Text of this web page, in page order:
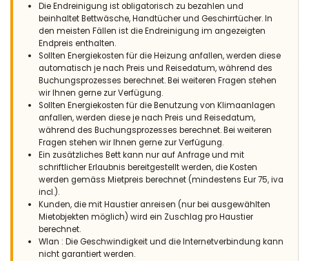
Die Endreinigung ist obligatorisch zu bezahlen und
beinhaltet Bettwäsche, Handtücher und Geschirrtücher. In
den meisten Fällen ist die Endreinigung im angezeigten
Endpreis enthalten.
Sollten Energiekosten für die Heizung anfallen, werden diese
automatisch je nach Preis und Reisedatum, während des
Buchungsprozesses berechnet. Bei weiteren Fragen stehen
wir Ihnen gerne zur Verfügung.
Sollten Energiekosten für die Benutzung von Klimaanlagen
anfallen, werden diese je nach Preis und Reisedatum,
während des Buchungsprozesses berechnet. Bei weiteren
Fragen stehen wir Ihnen gerne zur Verfügung.
Ein zusätzliches Bett kann nur auf Anfrage und mit
schriftlicher Erlaubnis bereitgestellt werden, die Kosten
werden gemäss Mietpreis berechnet (mindestens Eur 75, iva
incl.).
Kunden, die mit Haustier anreisen (nur bei ausgewählten
Mietobjekten möglich) wird ein Zuschlag pro Haustier
berechnet.
Wlan : Die Geschwindigkeit und die Internetverbindung kann
nicht garantiert werden.